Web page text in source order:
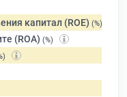
капитал (ROE) (%)
(ROA) (%)